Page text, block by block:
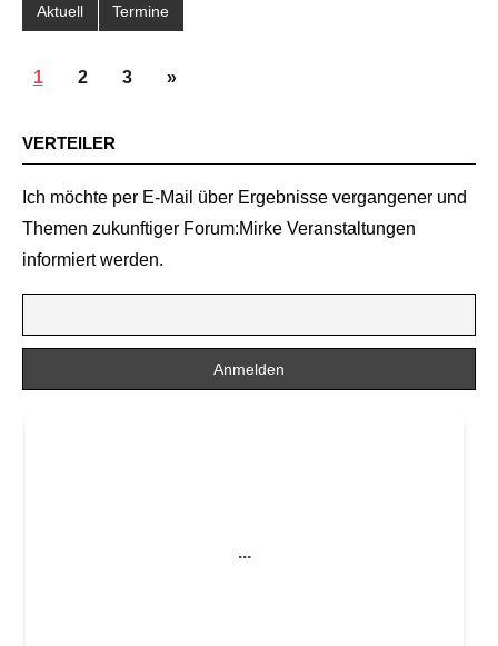
Aktuell Termine
SEITENNUMMERIERUNG
BEITRÄGE
1 2 3
Nächste
»
VERTEILER
Ich möchte per E-Mail über Ergebnisse vergangener und
Themen zukunftiger Forum:Mirke Veranstaltungen
informiert werden.